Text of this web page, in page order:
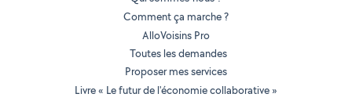
Comment ça marche ?
AlloVoisins Pro
Toutes les demandes
Proposer mes services
Livre « Le futur de l'économie collaborative »